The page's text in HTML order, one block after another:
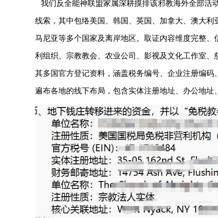
我们反全能神联盟家属深耕摸排该邪教海外全部活
线索，其中包络美国、韩国、英国、加拿大、澳大
马尼亚等多个国家及离岸地区。取证内容维度完整
利组织、宗教教会、农业公司、影视及文化工作室
其多国官方登记资料，涵盖税务编号、企业注册编
遍布各地的线下布局，包含实体注册地址、办公地